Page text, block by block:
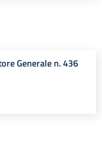
Generale n. 436